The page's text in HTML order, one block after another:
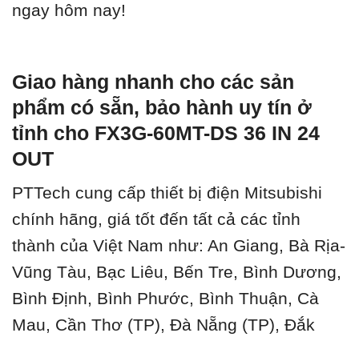
ngay hôm nay!
Giao hàng nhanh cho các sản
phẩm có sẵn, bảo hành uy tín ở
tỉnh cho FX3G-60MT-DS 36 IN 24
OUT
PTTech cung cấp thiết bị điện Mitsubishi
chính hãng, giá tốt đến tất cả các tỉnh
thành của Việt Nam như: An Giang, Bà Rịa-
Vũng Tàu, Bạc Liêu, Bến Tre, Bình Dương,
Bình Định, Bình Phước, Bình Thuận, Cà
Mau, Cần Thơ (TP), Đà Nẵng (TP), Đắk